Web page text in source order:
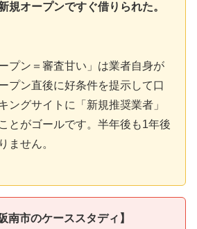
規オープンですぐ借りられた。
プン＝審査甘い」は業者自身が
プン直後に好条件を提示して口
ングサイトに「新規推奨業者」
とがゴールです。半年後も1年後
ません。
市のケーススタディ】